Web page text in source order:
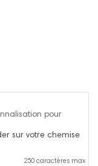
pour
sur votre chemise
250 caractères max